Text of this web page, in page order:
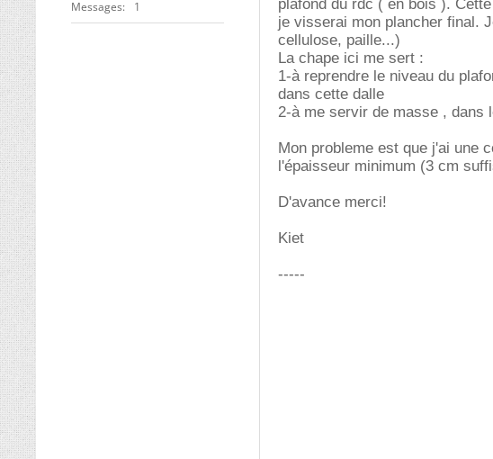
Messages 1
plafond du rdc ( en bois ).
je visserai mon plancher final.
cellulose, paille...)
La chape ici me sert :
1-à reprendre le niveau du
dans cette dalle
2-à me servir de masse , dans
Mon probleme est que j'ai une
l'épaisseur minimum (3 cm
D'avance merci!
Kiet
-----